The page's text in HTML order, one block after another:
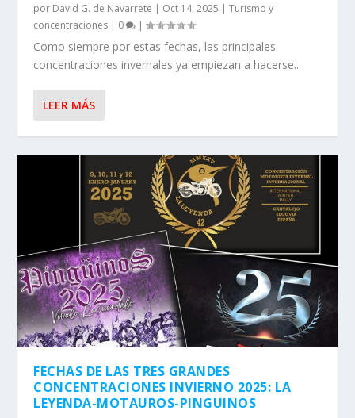
por David G. de Navarrete | Oct 14, 2025 |Turismo y
concentraciones | 0 |
Como siempre por estas fechas, las principales
concentraciones invernales ya empiezan a hacerse...
LEER MÁS
FECHAS DE LAS TRES GRANDES
CONCENTRACIONES INVIERNO 2025: LA
LEYENDA-MOTAUROS-PINGUINOS